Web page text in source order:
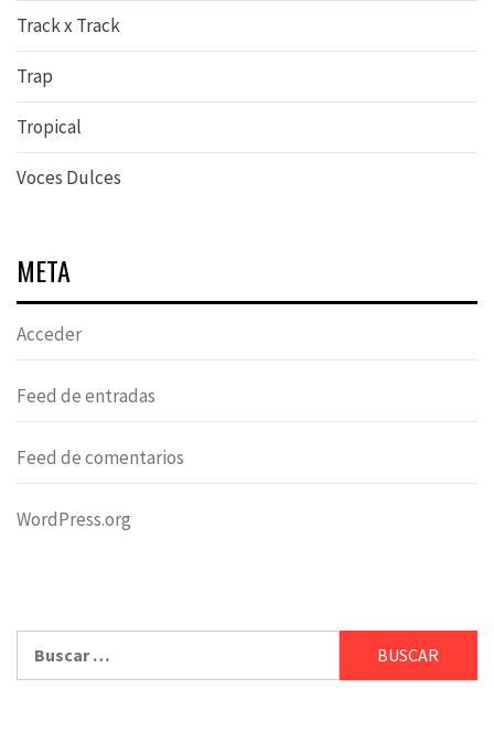
Track x Track
Trap
Tropical
Voces Dulces
META
Acceder
Feed de entradas
Feed de comentarios
WordPress.org